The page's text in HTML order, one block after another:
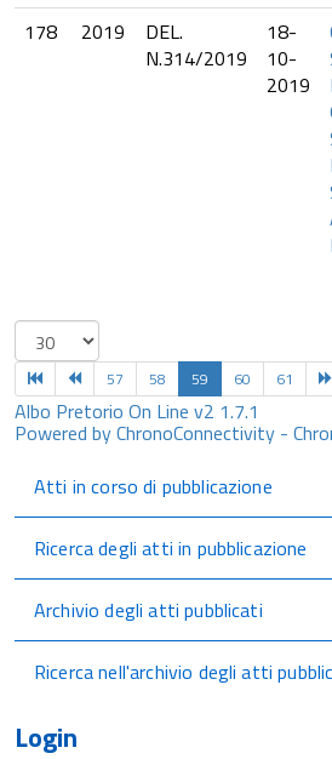
178
2019
DEL.
N.314/2019
18-
10-
2019
57 58 59 60 61
Albo Pretorio On Line v2 1.7.1
Powered by ChronoConnectivity -
Atti in corso di pubblicazione
Ricerca degli atti in pubblicazione
Archivio degli atti pubblicati
Ricerca nell'archivio degli atti
Login